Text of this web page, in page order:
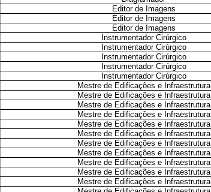
Editor de Imagens
Editor de Imagens
Editor de Imagens
Instrumentador Cirúrgico
Instrumentador Cirúrgico
Instrumentador Cirúrgico
Instrumentador Cirúrgico
Instrumentador Cirúrgico
Mestre de Edificações e Infraestrutura
Mestre de Edificações e Infraestrutura
Mestre de Edificações e Infraestrutura
Mestre de Edificações e Infraestrutura
Mestre de Edificações e Infraestrutura
Mestre de Edificações e Infraestrutura
Mestre de Edificações e Infraestrutura
Mestre de Edificações e Infraestrutura
Mestre de Edificações e Infraestrutura
Mestre de Edificações e Infraestrutura
Mestre de Edificações e Infraestrutura